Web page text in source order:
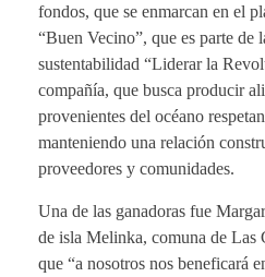
fondos, que se enmarcan en el
“Buen Vecino”, que es parte de
sustentabilidad “Liderar la
compañía, que busca producir
provenientes del océano
manteniendo una relación
proveedores y comunidades.
Una de las ganadoras fue
de isla Melinka, comuna de Las
que “a nosotros nos beneficará